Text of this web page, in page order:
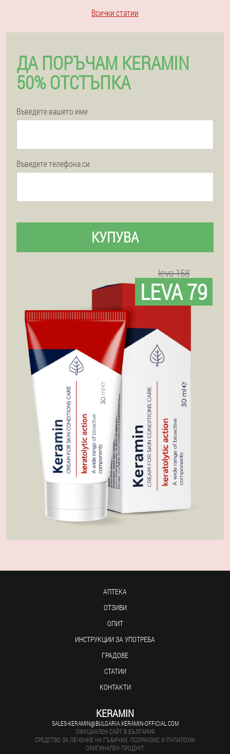
Всички статии
ДА ПОРЪЧАМ KERAMIN
50% ОТСТЪПКА
Въведете вашето име
Въведете телефона си
КУПУВА
leva 158
LEVA 79
АПТЕКА
ОТЗИВИ
ОПИТ
ИНСТРУКЦИИ ЗА УПОТРЕБА
ГРАДОВЕ
СТАТИИ
КОНТАКТИ
KERAMIN
SALES-KERAMIN@BULGARIA.KERAMIN-OFFICIAL.COM
ОФИЦИАЛЕН САЙТ В БЪЛГАРИЯ
СРЕДСТВО ЗА ЛЕЧЕНИЕ НА ГЪБИЧКИ, ПСОРИАЗИС И ПАПИЛОМИ
ОРИГИНАЛЕН ПРОДУКТ